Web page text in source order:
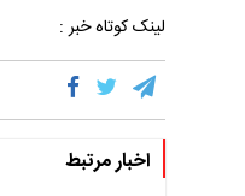
لینک کوتاه خبر :
اخبار مرتبط